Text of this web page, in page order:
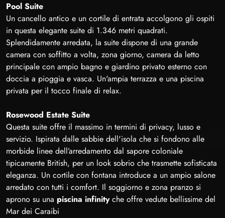
Pool Suite
Un cancello antico e un cortile di entrata accolgono gli ospiti
in questa elegante suite di 1.346 metri quadrati.
Splendidamente arredata, la suite dispone di una grande
camera con soffitto a volta, zona giorno, camera da letto
principale con ampio bagno e giardino privato esterno con
doccia a pioggia e vasca. Un'ampia terrazza e una piscina
privata per il tocco finale di relax.
Rosewood Estate Suite
Questa suite offre il massimo in termini di privacy, lusso e
servizio. Ispirata dalle sabbie dell'isola che si fondono alle
morbide linee dell’arredamento dal sapore coloniale
tipicamente British, per un look sobrio che trasmette sofisticata
eleganza. Un cortile con fontana introduce a un ampio salone
arredato con tutti i comfort. Il soggiorno e zona pranzo si
aprono su una piscina infinityche offre vedute bellissime del
Mar dei Caraibi